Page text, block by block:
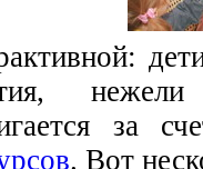
за
. Вот